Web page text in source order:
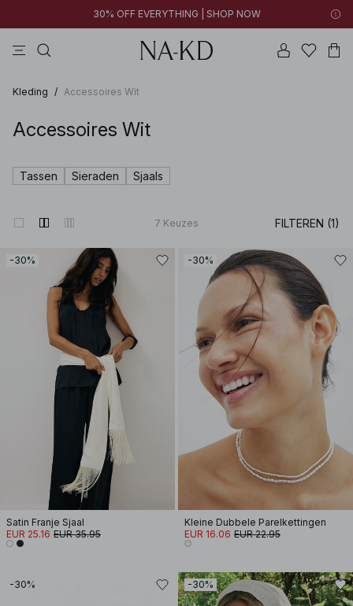
30% OFF EVERYTHING | SHOP NOW
Kleding / Accessoires Wit
Accessoires Wit
Tassen Sieraden Sjaals
7 Keuzes FILTEREN (1)
-30%
Satin Franje Sjaal
EUR 25.16 EUR 35.95
-30%
Kleine Dubbele Parelkettingen
EUR 16.06 EUR 22.95
-30% -30%